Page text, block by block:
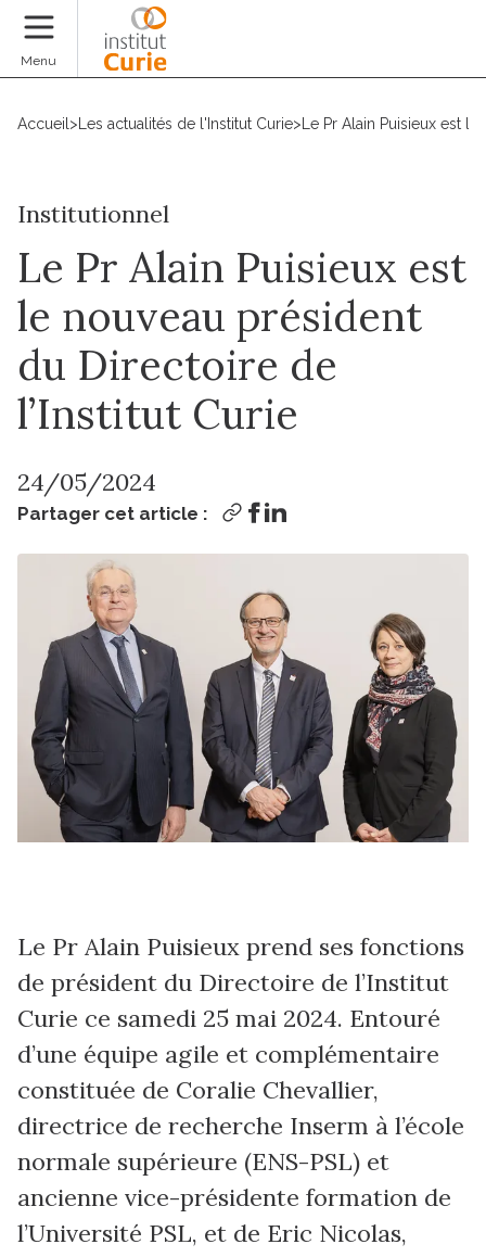
Menu
Accueil > Les actualités de l'Institut Curie> Le Pr Alain Puisieux est
Institutionnel
Le Pr Alain Puisieux est
le nouveau président
du Directoire de
l’Institut Curie
24/05/2024
Partager cet article :
Le Pr Alain Puisieux prend ses fonctions
de président du Directoire de l’Institut
Curie ce samedi 25 mai 2024. Entouré
d’une équipe agile et complémentaire
constituée de Coralie Chevallier,
directrice de recherche Inserm à l’école
normale supérieure (ENS-PSL) et
ancienne vice-présidente formation de
l’Université PSL, et de Eric Nicolas,